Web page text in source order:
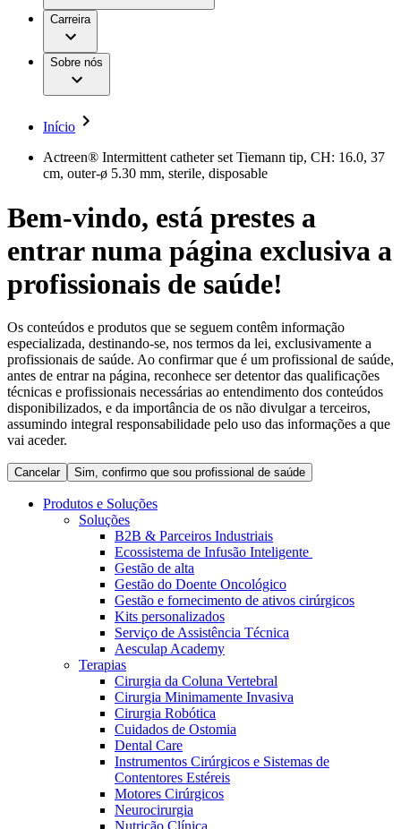
Aesculap Academy
Contentores Estéreis
Motores Cirúrgicos
Nutrição Clínica
Oncologia
Prevenção e Controlo de Infeções
Retenção Urinária e Urologia
Suturas e Especialidades Cirúrgicas
Terapia da Dor
Terapia de Intervenção Vascular
Tratamento de Feridas
Tratamento de Sangue Extracorporal
Soluções
Terapias
Catálogo de Produtos
Encontre o produto que procura. Visite o catálogo de produtos
da B. Braun com o nosso portfólio completo.
Patologias e Cuidados
Serviços
Cuidados Domiciliários
Coordenamos os seus cuidados médicos quando recebe alta
do hospital. Para mais informações, visite a nossa página de
cuidados domiciliários.
Trabalhar na B. Braun
Oportunidades de emprego
A nossa cultura
Vagas disponíveis
Descubra as tuas oportunidades de carreira na B. Braun.
Pesquise no nosso mercado de trabalho global por perfis de
trabalho interessantes.
Centro de Inovação
Responsabilidade
Acesso aos Cuidados de Saúde
Media
Comunicados de Imprensa
Contactos
Formulário de Contacto
Localizações
Responsabilidade
Media
Contactos
Centro de Inovação
Vamos impulsionar juntos a inovação na tecnologia médica.
Saiba mais sobre o nosso centro de inovação e apresente a sua
Carreira
Sobre nós
Início
Actreen® Intermittent catheter set Tiemann tip, CH: 16.0, 37
cm, outer-ø 5.30 mm, sterile, disposable
Bem-vindo, está prestes a
entrar numa página exclusiva a
profissionais de saúde!
Os conteúdos e produtos que se seguem contêm informação
especializada, destinando-se, nos termos da lei, exclusivamente a
profissionais de saúde. Ao confirmar que é um profissional de saúde,
antes de entrar na página, reconhece ser detentor das qualificações
técnicas e profissionais necessárias ao entendimento dos conteúdos
disponibilizados, e da importância de os não divulgar a terceiros,
assumindo integral responsabilidade pelo uso das informações a que
vai aceder.
Cancelar Sim, confirmo que sou profissional de saúde
Produtos e Soluções
Soluções
B2B & Parceiros Industriais
Ecossistema de Infusão Inteligente
Gestão de alta
Gestão do Doente Oncológico
Gestão e fornecimento de ativos cirúrgicos
Kits personalizados
Serviço de Assistência Técnica
Aesculap Academy
Terapias
Cirurgia da Coluna Vertebral
Cirurgia Minimamente Invasiva
Cirurgia Robótica
Cuidados de Ostomia
Dental Care
Instrumentos Cirúrgicos e Sistemas de
Contentores Estéreis
Motores Cirúrgicos
Neurocirurgia
Nutrição Clínica